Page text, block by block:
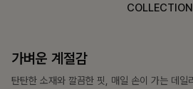
COLLECTION
가장 쉬운 코디
특별한 날부터 일상까지 함께하는 룩